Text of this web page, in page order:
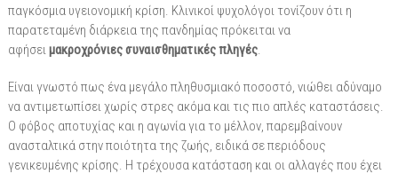
παγκόσμια υγειονομική κρίση. Κλινικοί ψυχολόγοι τονίζουν ότι η
παρατεταμένη διάρκεια της πανδημίας πρόκειται να
αφήσει μακροχρόνιες συναισθηματικές πληγές.
Είναι γνωστό πως ένα μεγάλο πληθυσμιακό ποσοστό, νιώθει αδύναμο
να αντιμετωπίσει χωρίς στρες ακόμα και τις πιο απλές καταστάσεις.
Ο φόβος αποτυχίας και η αγωνία για το μέλλον, παρεμβαίνουν
ανασταλτικά στην ποιότητα της ζωής, ειδικά σε περιόδους
γενικευμένης κρίσης. Η τρέχουσα κατάσταση και οι αλλαγές που έχει